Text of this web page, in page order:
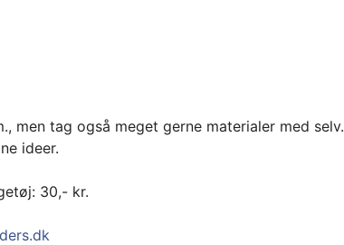
men tag også meget gerne materialer med selv.
ideer.
30,- kr.